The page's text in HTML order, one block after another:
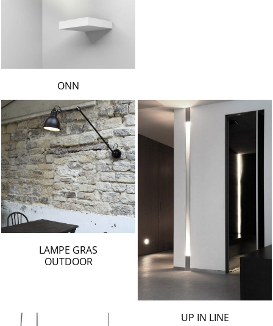
ONN
UP IN LINE
LAMPE GRAS
OUTDOOR